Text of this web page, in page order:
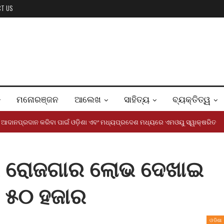
US
ମନୋରଞ୍ଜନ ଆଲେଖ ସାହିତ୍ୟ ବ୍ୟକ୍ତିତ୍ୱ
ଆଦାନପ୍ରଦାନ କରିବା ପାଇଁ ଓଡ଼ିଶା ଏବଂ ମଧ୍ୟପ୍ରଦେଶ ମଧ୍ୟରେ ଏମଓୟୁ ସ୍ୱାକ୍ଷରିତ
ଲୋଭ ଦେଖାଇ
ହଜାର
ଓଡିଶା